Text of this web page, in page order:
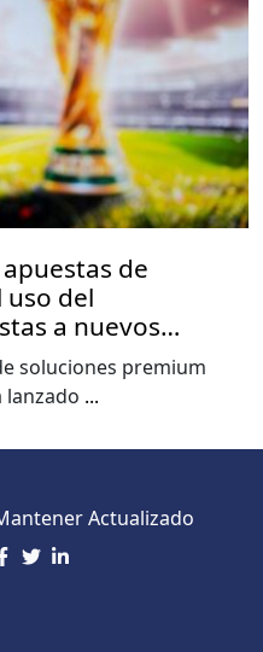
de
del
a nuevos
de la Copa
soluciones premium
lanzado ...
Actualizado